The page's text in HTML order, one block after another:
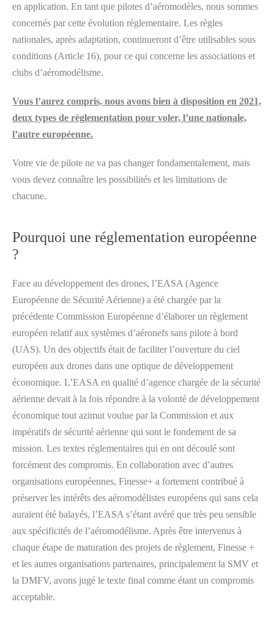
en application. En tant que pilotes d’aéromodèles, nous sommes
concernés par cette évolution réglementaire. Les règles
nationales, après adaptation, continueront d’être utilisables sous
conditions (Article 16), pour ce qui concerne les associations et
clubs d’aéromodélisme.
Vous l’aurez compris, nous avons bien à disposition en 2021,
deux types de règlementation pour voler, l’une nationale,
l’autre européenne.
Votre vie de pilote ne va pas changer fondamentalement, mais
vous devez connaître les possibilités et les limitations de
chacune.
Pourquoi une réglementation européenne
?
Face au développement des drones, l’EASA (Agence
Européenne de Sécurité Aérienne) a été chargée par la
précédente Commission Européenne d’élaborer un règlement
européen relatif aux systèmes d’aéronefs sans pilote à bord
(UAS). Un des objectifs était de faciliter l’ouverture du ciel
européen aux drones dans une optique de développement
économique. L’EASA en qualité d’agence chargée de la sécurité
aérienne devait à la fois répondre à la volonté de développement
économique tout azimut voulue par la Commission et aux
impératifs de sécurité aérienne qui sont le fondement de sa
mission. Les textes réglementaires qui en ont découlé sont
forcément des compromis. En collaboration avec d’autres
organisations européennes, Finesse+ a fortement contribué à
préserver les intérêts des aéromodélistes européens qui sans cela
auraient été balayés, l’EASA s’étant avéré que très peu sensible
aux spécificités de l’aéromodélisme. Après être intervenus à
chaque étape de maturation des projets de règlement, Finesse +
et les autres organisations partenaires, principalement la SMV et
la DMFV, avons jugé le texte final comme étant un compromis
acceptable.